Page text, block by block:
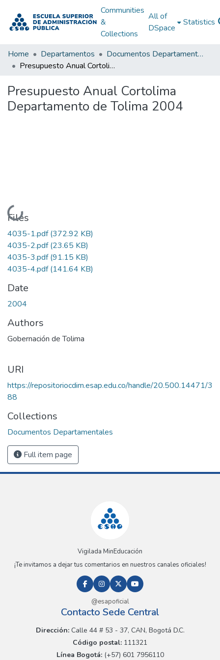
Communities
&
Collections
All of
DSpace
Statistics
Home Departamentos
Documentos Departamentales
Presupuesto Anual Cortolima Departamento de Tolima 2004
Presupuesto Anual Cortolima
Departamento de Tolima 2004
Loading...
Files
4035-1.pdf(372.92 KB)
4035-2.pdf(23.65 KB)
4035-3.pdf(91.15 KB)
4035-4.pdf(141.64 KB)
Date
2004
Authors
Gobernación de Tolima
URI
https://repositoriocdim.esap.edu.co/handle/20.500.14471/3
88
Collections
Documentos Departamentales
Full item page
Vigilada MinEducación
¡Te invitamos a dejar tus comentarios en nuestros canales oficiales!
@esapoficial
Contacto Sede Central
Dirección:Calle 44 # 53 - 37, CAN, Bogotá D.C.
Código postal: 111321
Línea Bogotá:(+57) 601 7956110